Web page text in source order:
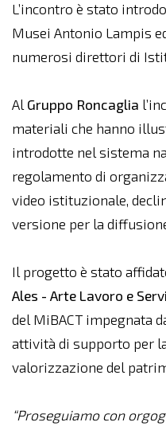
L’incontro è stato
Musei Antonio Lampis
numerosi direttori di
Al Gruppo Roncaglia
materiali che hanno
introdotte nel sistema
regolamento di
video istituzionale,
versione per la
Il progetto è stato
Ales - Arte Lavoro e
del MiBACT impegnata
attività di supporto per
valorizzazione del
“Proseguiamo con